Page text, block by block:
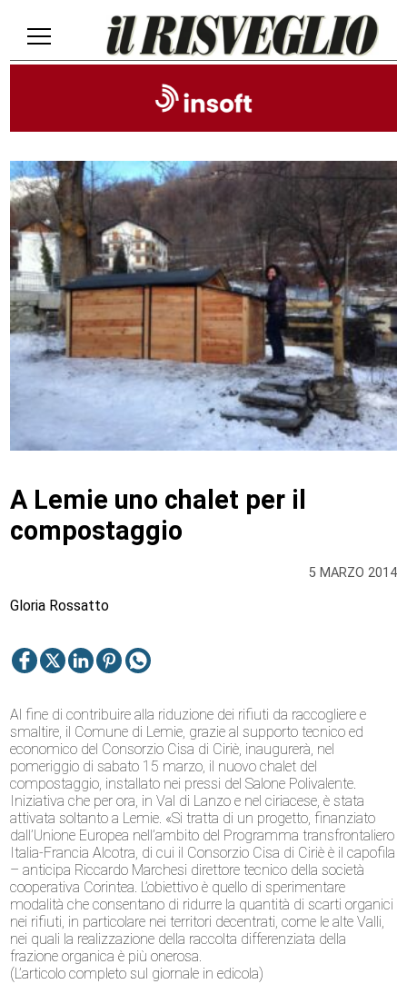
5 MARZO 2014
A Lemie uno chalet per il
compostaggio
Gloria Rossatto
Al fine di contribuire alla riduzione dei rifiuti da raccogliere e
smaltire, il Comune di Lemie, grazie al supporto tecnico ed
economico del Consorzio Cisa di Ciriè, inaugurerà, nel
pomeriggio di sabato 15 marzo, il nuovo chalet del
compostaggio, installato nei pressi del Salone Polivalente.
Iniziativa che per ora, in Val di Lanzo e nel ciriacese, è stata
attivata soltanto a Lemie. «Si tratta di un progetto, finanziato
dall’Unione Europea nell’ambito del Programma transfrontaliero
Italia-Francia Alcotra, di cui il Consorzio Cisa di Ciriè è il capofila
– anticipa Riccardo Marchesi direttore tecnico della società
cooperativa Corintea. L’obiettivo è quello di sperimentare
modalità che consentano di ridurre la quantità di scarti organici
nei rifiuti, in particolare nei territori decentrati, come le alte Valli,
nei quali la realizzazione della raccolta differenziata della
frazione organica è più onerosa.
(L’articolo completo sul giornale in edicola)